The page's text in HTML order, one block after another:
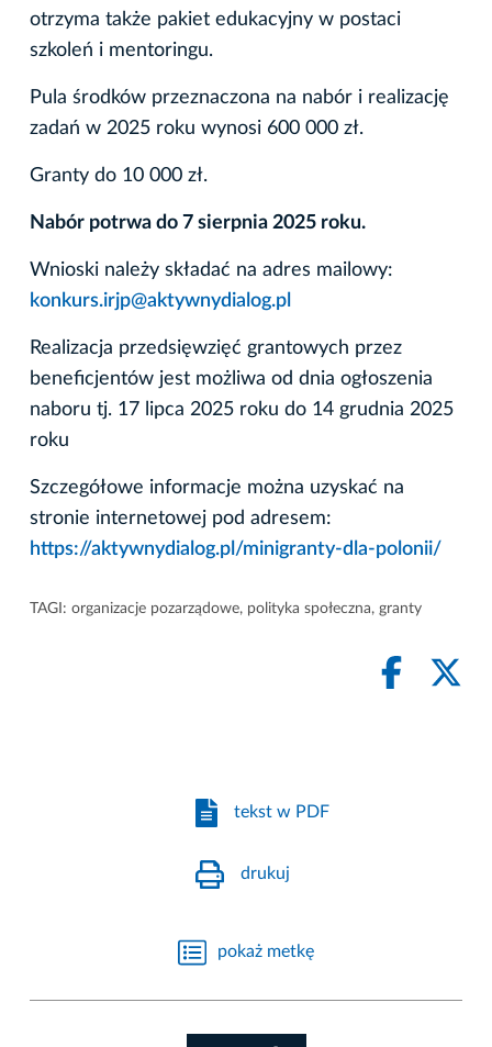
otrzyma także pakiet edukacyjny w postaci
szkoleń i mentoringu.
Pula środków przeznaczona na nabór i realizację
zadań w 2025 roku wynosi 600 000 zł.
Granty do 10 000 zł.
Nabór potrwa do 7 sierpnia 2025 roku.
Wnioski należy składać na adres mailowy:
konkurs.irjp@aktywnydialog.pl
Realizacja przedsięwzięć grantowych przez
beneficjentów jest możliwa od dnia ogłoszenia
naboru tj. 17 lipca 2025 roku do 14 grudnia 2025
roku
Szczegółowe informacje można uzyskać na
stronie internetowej pod adresem:
https://aktywnydialog.pl/minigranty-dla-polonii/
TAGI: organizacje pozarządowe, polityka społeczna, granty
tekst w PDF
drukuj
pokaż metkę